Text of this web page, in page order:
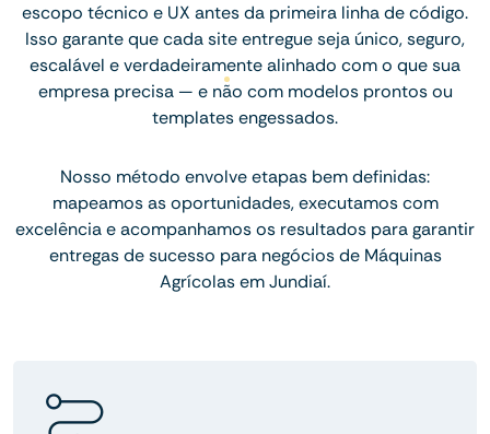
escopo técnico e UX antes da primeira linha de código.
Isso garante que cada site entregue seja único, seguro,
escalável e verdadeiramente alinhado com o que sua
empresa precisa — e não com modelos prontos ou
templates engessados.
Nosso método envolve etapas bem definidas:
mapeamos as oportunidades, executamos com
excelência e acompanhamos os resultados para garantir
entregas de sucesso para negócios de Máquinas
Agrícolas em Jundiaí.